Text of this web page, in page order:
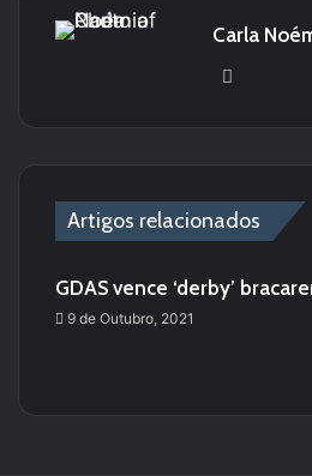
Carla
Artigos relacionados
GDAS vence ‘derby’
9 de Outubro, 2021